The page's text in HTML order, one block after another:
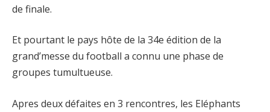
de finale.
Et pourtant le pays hôte de la 34e édition de la
grand’messe du football a connu une phase de
groupes tumultueuse.
Apres deux défaites en 3 rencontres, les Eléphants